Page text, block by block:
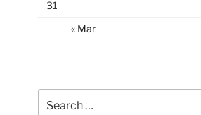
31
« Mar
for: